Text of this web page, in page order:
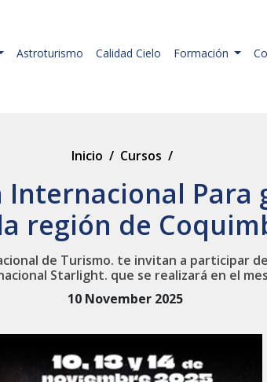
Astroturismo Calidad Cielo Formación
Inicio / Cursos /
Internacional
región de
de Turismo. te invitan a participar
Starlight. que se realizará en el
10 November 2025